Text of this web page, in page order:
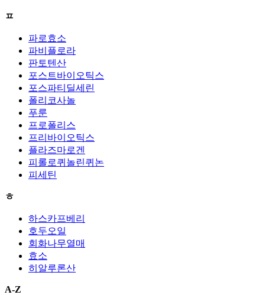
ㅍ
파로효소
파비플로라
판토텐산
포스트바이오틱스
포스파티딜세린
폴리코사놀
푸룬
프로폴리스
프리바이오틱스
플라즈마로겐
피롤로퀴놀린퀴논
피세틴
ㅎ
하스카프베리
호두오일
회화나무열매
효소
히알루론산
A-Z